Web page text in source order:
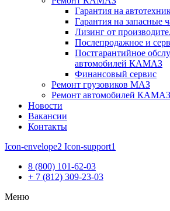
Гарантия на
Гарантия на запасные
Лизинг от
Послепродажное и
Постгарантийное
автомобилей КАМАЗ
Финансовый сервис
Ремонт грузовиков МАЗ
Ремонт автомобилей
Новости
Вакансии
Контакты
Icon-envelope2 Icon-support1
8 (800) 101-62-03
+ 7 (812) 309-23-03
Меню